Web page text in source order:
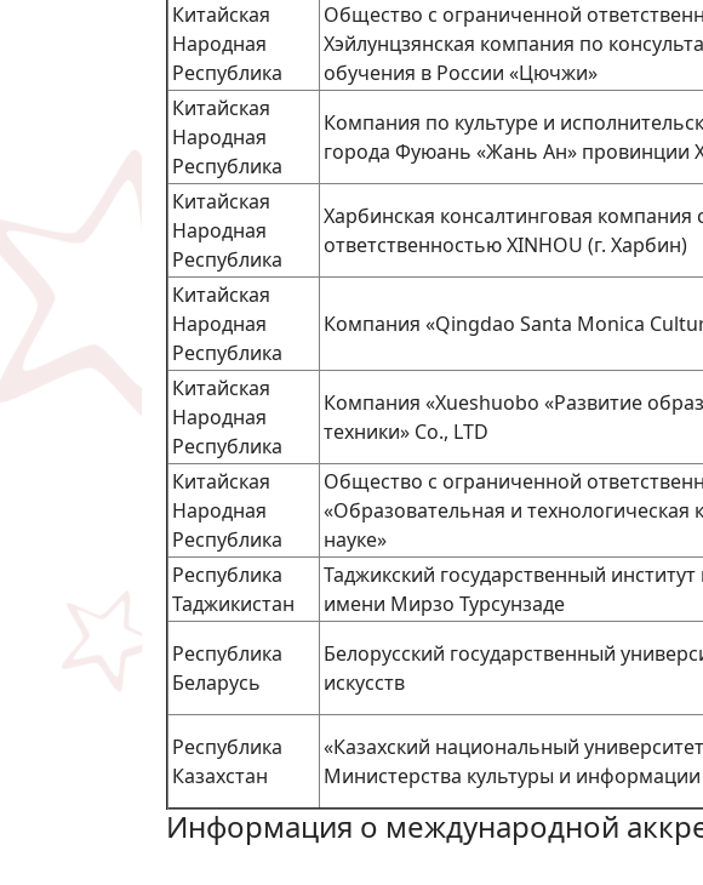
Китайская
Народная
Республика
Общество с ограниченной
Хэйлунцзянская компания по
обучения в России «Цючжи»
Китайская
Народная
Республика
Компания по культуре и
города Фуюань «Жань Ан» провинции
Китайская
Народная
Республика
Харбинская консалтинговая компания
ответственностью XINHOU (г. Харбин)
Китайская
Народная
Республика
Компания «Qingdao Santa Monica
Китайская
Народная
Республика
Компания «Xueshuobo «Развитие
техники» Co., LTD
Китайская
Народная
Республика
Общество с ограниченной
«Образовательная и
науке»
Республика
Таджикистан
Таджикский государственный институт
имени Мирзо Турсунзаде
Республика
Беларусь
Белорусский государственный
искусств
Республика
Казахстан
«Казахский национальный университет
Министерства культуры и информации
Информация о международной